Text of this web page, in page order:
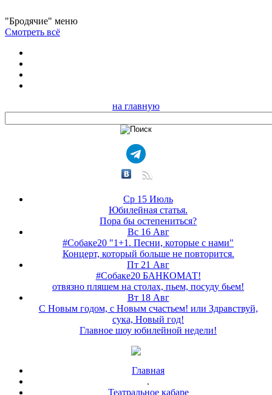
"Бродячие" меню
Смотреть всё
на главную
Ср 15 Июль
Юбилейная статья.
Пора бы остепениться?
Вс 16 Авг
#Собаке20 "1+1. Песни, которые с нами"
Концерт, который больше не повторится.
Пт 21 Авг
#Собаке20 БАНКОМАТ!
отвязно пляшем на столах, пьем, посуду бьем!
Вт 18 Авг
С Новым годом, с Новым счастьем! или Здравствуй,
сука, Новый год!
Главное шоу юбилейной недели!
Главная
.
Театральное кабаре